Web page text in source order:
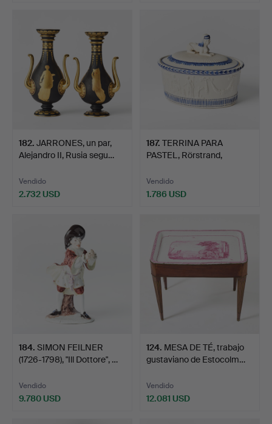
182. JARRONES, un par,
Alejandro II, Rusia segu…
Vendido
2.732 USD
187. TERRINA PARA
PASTEL, Rörstrand,
Vendido
1.786 USD
184. SIMON FEILNER
(1726-1798), "Ill Dottore", …
Vendido
9.780 USD
124. MESA DE TÉ, trabajo
gustaviano de Estocolm…
Vendido
12.081 USD